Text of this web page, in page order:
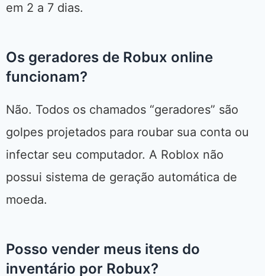
em 2 a 7 dias.
Os geradores de Robux online
funcionam?
Não. Todos os chamados “geradores” são
golpes projetados para roubar sua conta ou
infectar seu computador. A Roblox não
possui sistema de geração automática de
moeda.
Posso vender meus itens do
inventário por Robux?